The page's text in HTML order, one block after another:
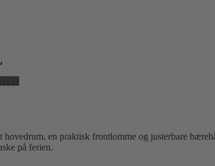
hovedrum, en praktisk frontlomme og justerbare
på ferien.